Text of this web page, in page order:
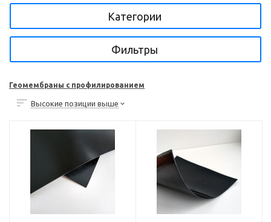
Категории
Фильтры
Геомембраны с профилированием
Высокие позиции выше